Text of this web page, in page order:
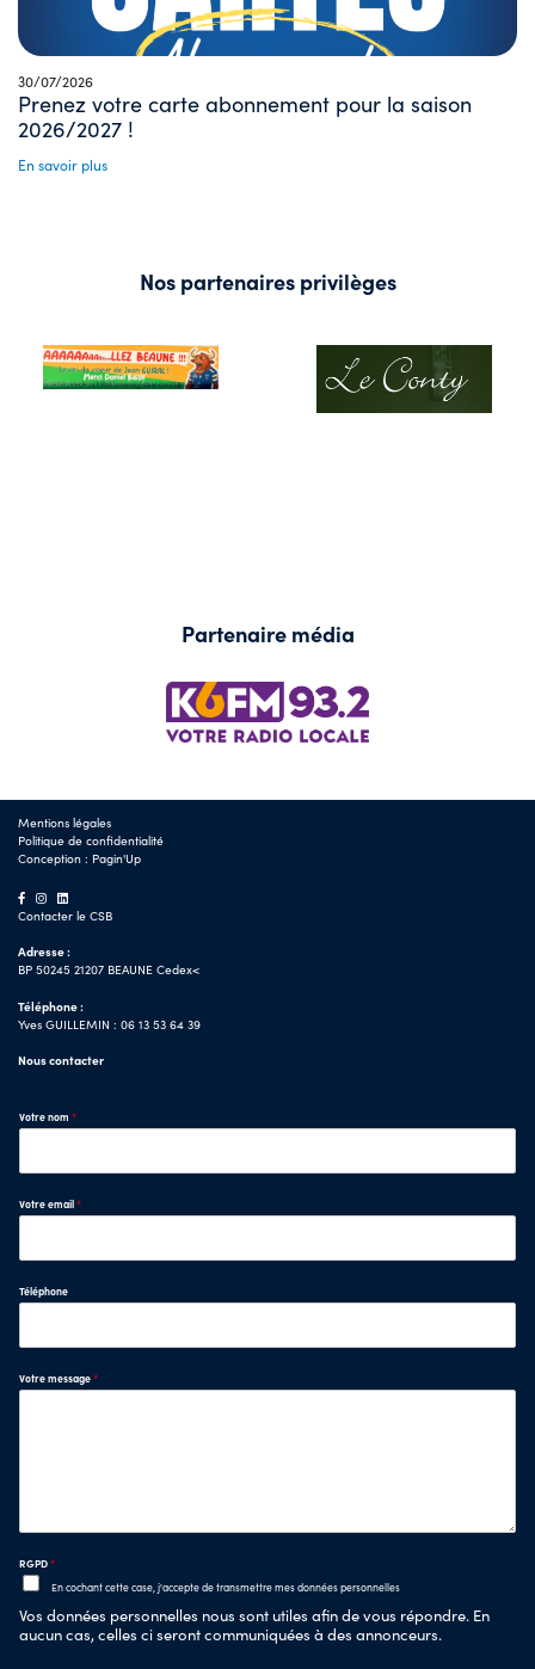
30/07/2026
Prenez votre carte abonnement pour la saison
2026/2027 !
En savoir plus
Nos partenaires privilèges
Partenaire média
Mentions légales
Politique de confidentialité
Conception : Pagin'Up
Contacter le CSB
Adresse :
BP 50245 21207 BEAUNE Cedex<
Téléphone :
Yves GUILLEMIN : 06 13 53 64 39
Nous contacter
Votre nom *
Votre email*
Téléphone
Votre message*
RGPD*
En cochant cette case, j'accepte de transmettre mes données personnelles
Vos données personnelles nous sont utiles afin de vous répondre. En
aucun cas, celles ci seront communiquées à des annonceurs.